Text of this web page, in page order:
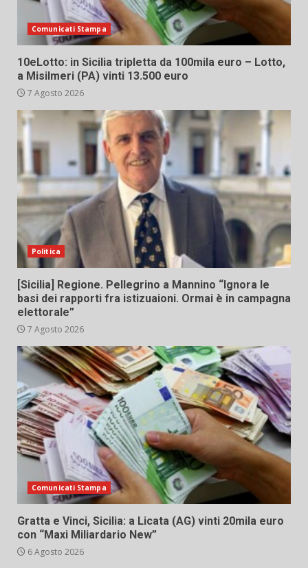
Comunicati Stampa
10eLotto: in Sicilia tripletta da 100mila euro – Lotto,
a Misilmeri (PA) vinti 13.500 euro
7 Agosto 2026
Politica
[Sicilia] Regione. Pellegrino a Mannino “Ignora le
basi dei rapporti fra istizuaioni. Ormai è in campagna
elettorale”
7 Agosto 2026
Comunicati Stampa
Gratta e Vinci, Sicilia: a Licata (AG) vinti 20mila euro
con “Maxi Miliardario New”
6 Agosto 2026